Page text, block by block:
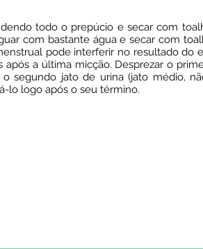
todo o prepúcio e secar com
com bastante água e secar com
pode interferir no resultado do
a última micção. Desprezar o
segundo jato de urina (jato médio,
lo logo após o seu término.